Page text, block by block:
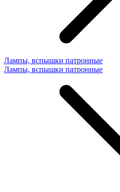
Лампы, вспышки патронные
Лампы, вспышки патронные